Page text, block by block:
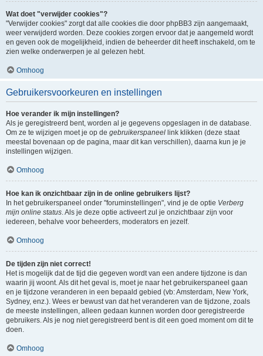
Wat doet "verwijder cookies"?
"Verwijder cookies" zorgt dat alle cookies die door phpBB3 zijn aangemaakt,
weer verwijderd worden. Deze cookies zorgen ervoor dat je aangemeld wordt
en geven ook de mogelijkheid, indien de beheerder dit heeft inschakeld, om te
zien welke onderwerpen je al gelezen hebt.
Omhoog
Gebruikersvoorkeuren en instellingen
Hoe verander ik mijn instellingen?
Als je geregistreerd bent, worden al je gegevens opgeslagen in de database.
Om ze te wijzigen moet je op de gebruikerspaneel link klikken (deze staat
meestal bovenaan op de pagina, maar dit kan verschillen), daarna kun je je
instellingen wijzigen.
Omhoog
Hoe kan ik onzichtbaar zijn in de online gebruikers lijst?
In het gebruikerspaneel onder "foruminstellingen", vind je de optie Verberg
mijn online status . Als je deze optie activeert zul je onzichtbaar zijn voor
iedereen, behalve voor beheerders, moderators en jezelf.
Omhoog
De tijden zijn niet correct!
Het is mogelijk dat de tijd die gegeven wordt van een andere tijdzone is dan
waarin jij woont. Als dit het geval is, moet je naar het gebruikerspaneel gaan
en je tijdzone veranderen in een bepaald gebied (vb: Amsterdam, New York,
Sydney, enz.). Wees er bewust van dat het veranderen van de tijdzone, zoals
de meeste instellingen, alleen gedaan kunnen worden door geregistreerde
gebruikers. Als je nog niet geregistreerd bent is dit een goed moment om dit te
doen.
Omhoog